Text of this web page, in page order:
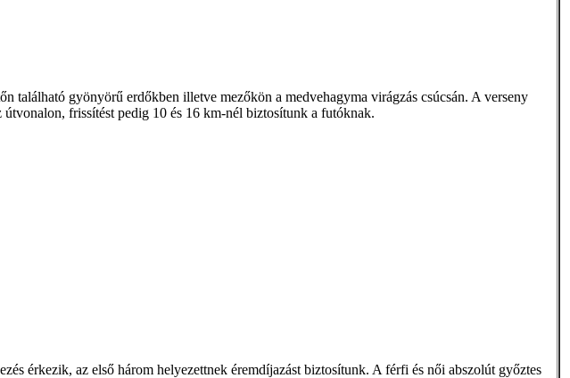
található gyönyörű erdőkben illetve mezőkön a medvehagyma virágzás csúcsán. A verseny
frissítést pedig 10 és 16 km-nél biztosítunk a futóknak.
érkezik, az első három helyezettnek éremdíjazást biztosítunk. A férfi és női abszolút győztes